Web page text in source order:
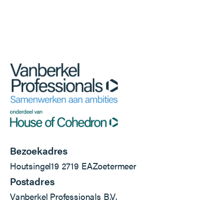
Bezoekadres
Houtsingel19 2719 EAZoetermeer
Postadres
Vanberkel Professionals B.V.